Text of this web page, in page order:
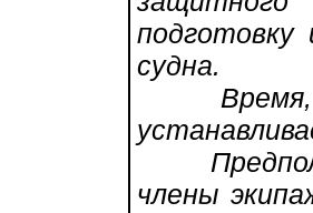
подготовку
судна.
Время,
члены